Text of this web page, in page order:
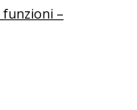
funzioni –